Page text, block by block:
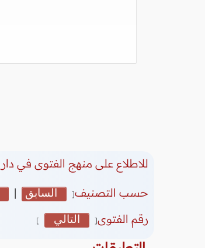
للاطلاع على منهج الفتوى في دار
حسب التصنيف[ السابق |
رقم الفتوى[ التالي ]